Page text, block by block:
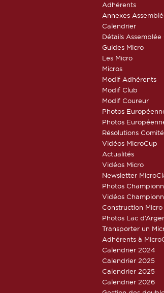
Adhérents
Annexes
Calendrier
Détails Assemblée
Guides Micro
Les Micro
Micros
Modif Adhérents
Modif Club
Modif Coureur
Photos
Photos
Résolutions Comité
Vidéos MicroCup
Actualités
Vidéos Micro
Newsletter
Photos
Vidéos
Construction
Photos Lac
Transporter un
Adhérents à
Calendrier 2024
Calendrier 2025
Calendrier 2025
Calendrier 2026